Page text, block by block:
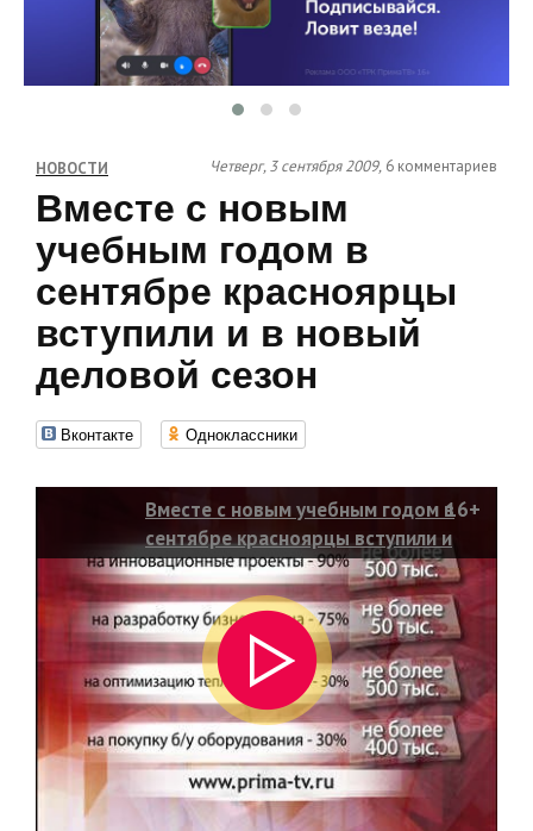
НОВОСТИ Четверг, 3 сентября 2009, 6 комментариев
Вместе с новым
учебным годом в
сентябре красноярцы
вступили и в новый
деловой сезон
Вконтакте Одноклассники
Вместе с новым учебным годом в
сентябре красноярцы вступили и
в новый деловой сезон
16+